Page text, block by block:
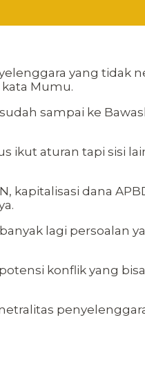
yang tidak
Mumu.
sampai ke
ikut aturan tapi sisi
kapitalisasi dana
lagi persoalan
konflik yang